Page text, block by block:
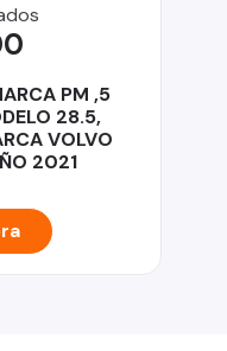
PM ,5
28.5,
VOLVO
2021